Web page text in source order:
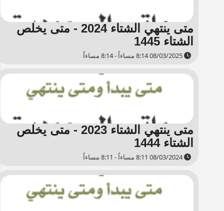
متى ينتهي الشتاء 2024 - متى يخلص
الشتاء 1445
متى ينتهي الشتاء 2023 - متى يخلص
الشتاء 1444
08/03/2024 8:11 مساءاً - 8:11 مساءاً